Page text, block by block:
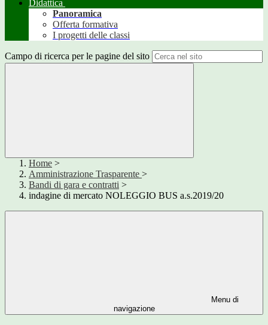
Didattica
Panoramica
Offerta formativa
I progetti delle classi
Campo di ricerca per le pagine del sito
Home >
Amministrazione Trasparente >
Bandi di gara e contratti >
indagine di mercato NOLEGGIO BUS a.s.2019/20
Menu di
navigazione